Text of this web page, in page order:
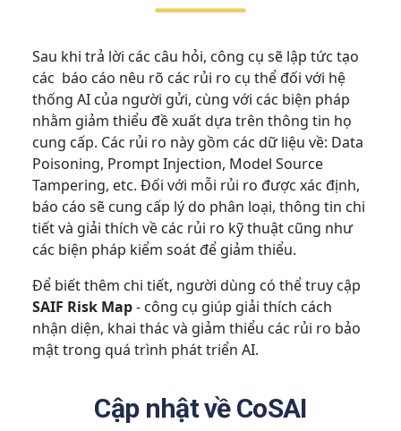
Sau khi trả lời các câu hỏi, công cụ sẽ lập tức tạo
các báo cáo nêu rõ các rủi ro cụ thể đối với hệ
thống AI của người gửi, cùng với các biện pháp
nhằm giảm thiểu đề xuất dựa trên thông tin họ
cung cấp. Các rủi ro này gồm các dữ liệu về: Data
Poisoning, Prompt Injection, Model Source
Tampering, etc. Đối với mỗi rủi ro được xác định,
báo cáo sẽ cung cấp lý do phân loại, thông tin chi
tiết và giải thích về các rủi ro kỹ thuật cũng như
các biện pháp kiểm soát để giảm thiểu.
Để biết thêm chi tiết, người dùng có thể truy cập
SAIF Risk Map- công cụ giúp giải thích cách
nhận diện, khai thác và giảm thiểu các rủi ro bảo
mật trong quá trình phát triển AI.
Cập nhật về CoSAI